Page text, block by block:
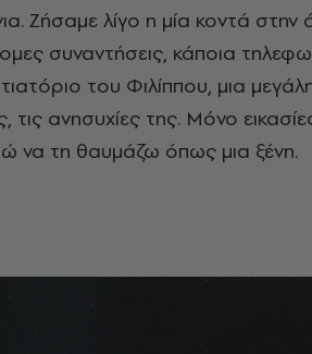
Ζήσαμε λίγο η μία κοντά στην
συναντήσεις, κάποια
του Φιλίππου, μια
τις ανησυχίες της. Μόνο
να τη θαυμάζω όπως μια ξένη.